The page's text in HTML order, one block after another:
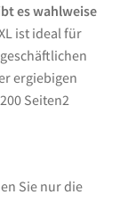
es wahlweise
ist ideal für
ergiebigen
Seiten2
Sie nur die